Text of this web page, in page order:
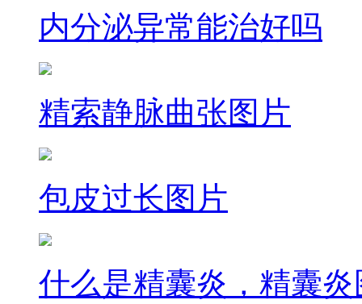
内分泌异常能治好吗
精索静脉曲张图片
包皮过长图片
什么是精囊炎，精囊炎